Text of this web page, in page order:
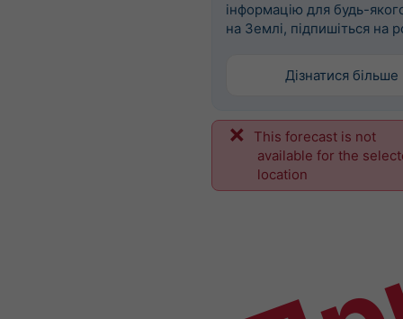
інформацію для будь-
на Землі, підпишіться на
Дізнатися більше
This forecast is not
available for the
location